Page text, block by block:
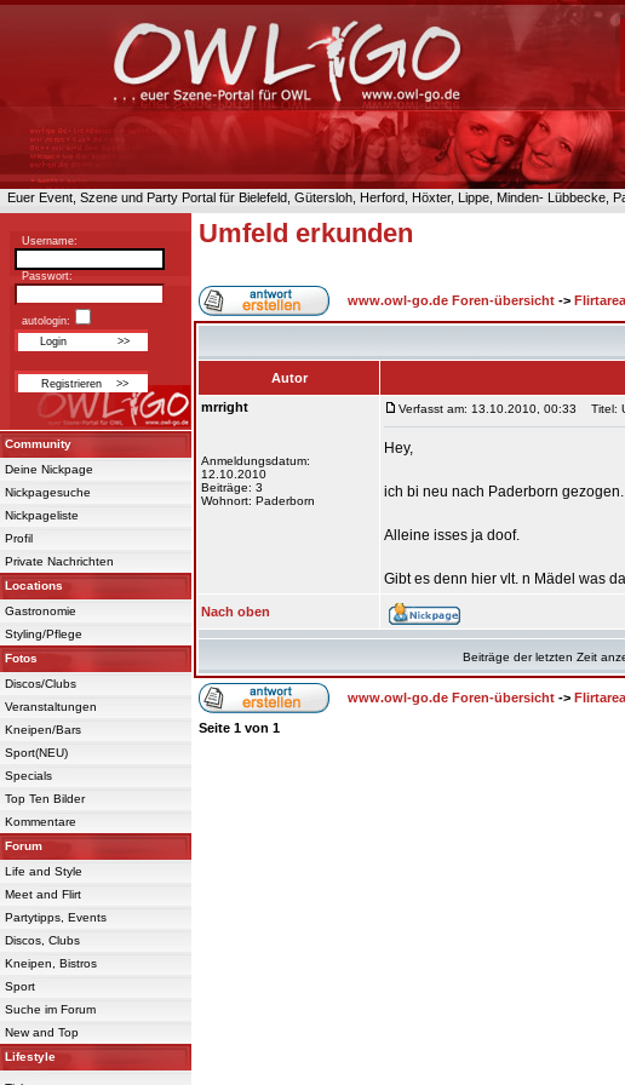
Euer Event, Szene und Party Portal für Bielefeld, Gütersloh, Herford, Höxter, Lippe, Minden- Lübbecke,
Username:
Passwort:
autologin:
Community
Deine Nickpage
Nickpagesuche
Nickpageliste
Profil
Private Nachrichten
Locations
Gastronomie
Styling/Pflege
Fotos
Discos/Clubs
Veranstaltungen
Kneipen/Bars
Sport(NEU)
Specials
Top Ten Bilder
Kommentare
Forum
Life and Style
Meet and Flirt
Partytipps, Events
Discos, Clubs
Kneipen, Bistros
Sport
Suche im Forum
New and Top
Lifestyle
Umfeld erkunden
www.owl-go.de Foren-übersicht -> Flirtarea
Autor
mrright
Anmeldungsdatum:
12.10.2010
Beiträge: 3
Wohnort: Paderborn
Verfasst am: 13.10.2010, 00:33 Titel:
Hey,
ich bi neu nach Paderborn
Alleine isses ja doof.
Gibt es denn hier vlt. n Mädel was
Nach oben
Beiträge der letzten Zeit
www.owl-go.de Foren-übersicht -> Flirtarea
Seite 1 von 1